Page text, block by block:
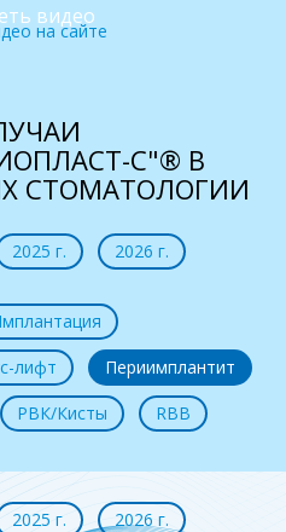
видео
на сайте
С"® В
СТОМАТОЛОГИИ
2025 г. 2026 г.
лифт
Периимплантит
РВК/Кисты RBB
2025 г. 2026 г.